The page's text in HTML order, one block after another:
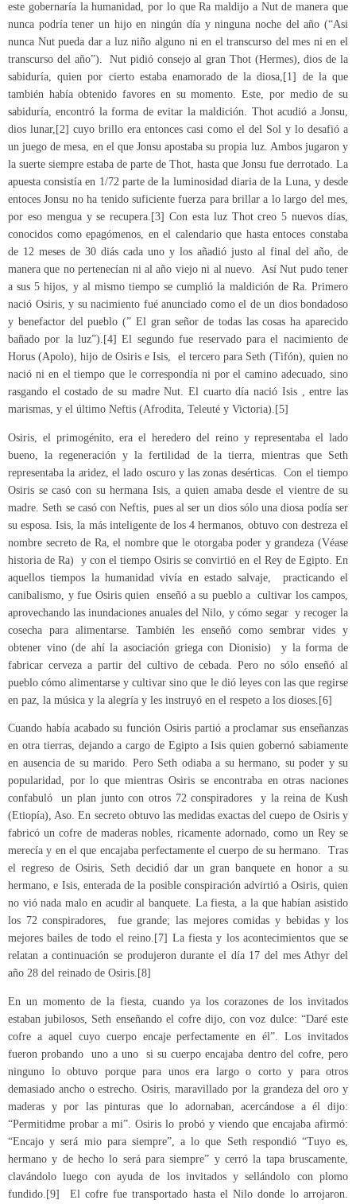
este gobernaría la humanidad, por lo que Ra maldijo a Nut de manera que
nunca podría tener un hijo en ningún día y ninguna noche del año (“Asi
nunca Nut pueda dar a luz niño alguno ni en el transcurso del mes ni en el
transcurso del año”). Nut pidió consejo al gran Thot (Hermes), dios de la
sabiduría, quien por cierto estaba enamorado de la diosa,[1] de la que
también había obtenido favores en su momento. Este, por medio de su
sabiduría, encontró la forma de evitar la maldición. Thot acudió a Jonsu,
dios lunar,[2] cuyo brillo era entonces casi como el del Sol y lo desafió a
un juego de mesa, en el que Jonsu apostaba su propia luz. Ambos jugaron y
la suerte siempre estaba de parte de Thot, hasta que Jonsu fue derrotado. La
apuesta consistía en 1/72 parte de la luminosidad diaria de la Luna, y desde
entoces Jonsu no ha tenido suficiente fuerza para brillar a lo largo del mes,
por eso mengua y se recupera.[3] Con esta luz Thot creo 5 nuevos días,
conocidos como epagómenos, en el calendario que hasta entoces constaba
de 12 meses de 30 diás cada uno y los añadió justo al final del año, de
manera que no pertenecían ni al año viejo ni al nuevo. Así Nut pudo tener
a sus 5 hijos, y al mismo tiempo se cumplió la maldición de Ra. Primero
nació Osiris, y su nacimiento fué anunciado como el de un dios bondadoso
y benefactor del pueblo (” El gran señor de todas las cosas ha aparecido
bañado por la luz”).[4] El segundo fue reservado para el nacimiento de
Horus (Apolo), hijo de Osiris e Isis, el tercero para Seth (Tifón), quien no
nació ni en el tiempo que le correspondía ni por el camino adecuado, sino
rasgando el costado de su madre Nut. El cuarto día nació Isis , entre las
marismas, y el último Neftis (Afrodita, Teleuté y Victoria).[5]
Osiris, el primogénito, era el heredero del reino y representaba el lado
bueno, la regeneración y la fertilidad de la tierra, mientras que Seth
representaba la aridez, el lado oscuro y las zonas desérticas. Con el tiempo
Osiris se casó con su hermana Isis, a quien amaba desde el vientre de su
madre. Seth se casó con Neftis, pues al ser un dios sólo una diosa podía ser
su esposa. Isis, la más inteligente de los 4 hermanos, obtuvo con destreza el
nombre secreto de Ra, el nombre que le otorgaba poder y grandeza (Véase
historia de Ra) y con el tiempo Osiris se convirtió en el Rey de Egipto. En
aquellos tiempos la humanidad vivía en estado salvaje, practicando el
canibalismo, y fue Osiris quien enseñó a su pueblo a cultivar los campos,
aprovechando las inundaciones anuales del Nilo, y cómo segar y recoger la
cosecha para alimentarse. También les enseñó como sembrar vides y
obtener vino (de ahí la asociación griega con Dionisio) y la forma de
fabricar cerveza a partir del cultivo de cebada. Pero no sólo enseñó al
pueblo cómo alimentarse y cultivar sino que le dió leyes con las que regirse
en paz, la música y la alegría y les instruyó en el respeto a los dioses.[6]
Cuando había acabado su función Osiris partió a proclamar sus enseñanzas
en otra tierras, dejando a cargo de Egipto a Isis quien gobernó sabiamente
en ausencia de su marido. Pero Seth odiaba a su hermano, su poder y su
popularidad, por lo que mientras Osiris se encontraba en otras naciones
confabuló un plan junto con otros 72 conspiradores y la reina de Kush
(Etiopía), Aso. En secreto obtuvo las medidas exactas del cuepo de Osiris y
fabricó un cofre de maderas nobles, ricamente adornado, como un Rey se
merecía y en el que encajaba perfectamente el cuerpo de su hermano. Tras
el regreso de Osiris, Seth decidió dar un gran banquete en honor a su
hermano, e Isis, enterada de la posible conspiración advirtió a Osiris, quien
no vió nada malo en acudir al banquete. La fiesta, a la que habían asistido
los 72 conspiradores, fue grande; las mejores comidas y bebidas y los
mejores bailes de todo el reino.[7] La fiesta y los acontecimientos que se
relatan a continuación se produjeron durante el día 17 del mes Athyr del
año 28 del reinado de Osiris.[8]
En un momento de la fiesta, cuando ya los corazones de los invitados
estaban jubilosos, Seth enseñando el cofre dijo, con voz dulce: “Daré este
cofre a aquel cuyo cuerpo encaje perfectamente en él”. Los invitados
fueron probando uno a uno si su cuerpo encajaba dentro del cofre, pero
ninguno lo obtuvo porque para unos era largo o corto y para otros
demasiado ancho o estrecho. Osiris, maravillado por la grandeza del oro y
maderas y por las pinturas que lo adornaban, acercándose a él dijo:
“Permitidme probar a mi”. Osiris lo probó y viendo que encajaba afirmó:
“Encajo y será mio para siempre”, a lo que Seth respondió “Tuyo es,
hermano y de hecho lo será para siempre” y cerró la tapa bruscamente,
clavándolo luego con ayuda de los invitados y sellándolo con plomo
fundido.[9] El cofre fue transportado hasta el Nilo donde lo arrojaron.